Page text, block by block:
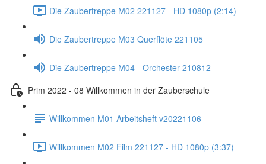
Die Zaubertreppe M02 221127 - HD 1080p (2:14)
Die Zaubertreppe M03 Querflöte 221105
Die Zaubertreppe M04 - Orchester 210812
Prim 2022 - 08 Willkommen in der Zauberschule
Willkommen M01 Arbeitsheft v20221106
Willkommen M02 Film 221127 - HD 1080p (3:37)